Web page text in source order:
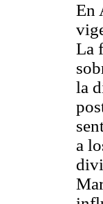
En
La
la
a